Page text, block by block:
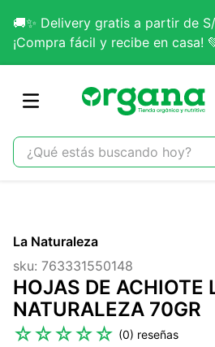
🚚✨ Delivery gratis a partir de
¡Compra fácil y recibe en casa!
¿Qué estás buscando hoy?
2.
citrato magnesio
3.
colageno
4.
kefir
5 .
glicinato magnesio
La Naturaleza
sku: 763331550148
HOJAS DE ACHIOTE
NATURALEZA 70GR
☆☆☆☆☆ (0)